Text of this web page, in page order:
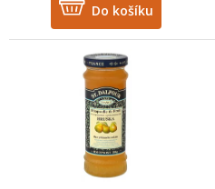
Do košíku